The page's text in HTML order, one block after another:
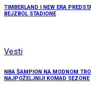
TIMBERLAND I NEW ERA
BEJZBOL STADIONE
Vesti
NBA ŠAMPION NA MODNOM
NAJPOŽELJNIJI KOMAD SEZONE